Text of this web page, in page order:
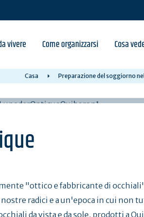
vivere Come organizzarsi Cosa
Casa Preparazione del soggiorno
"ottico e fabbricante di
radici e a un'epoca in cui non
da vista e da sole, prodotti a